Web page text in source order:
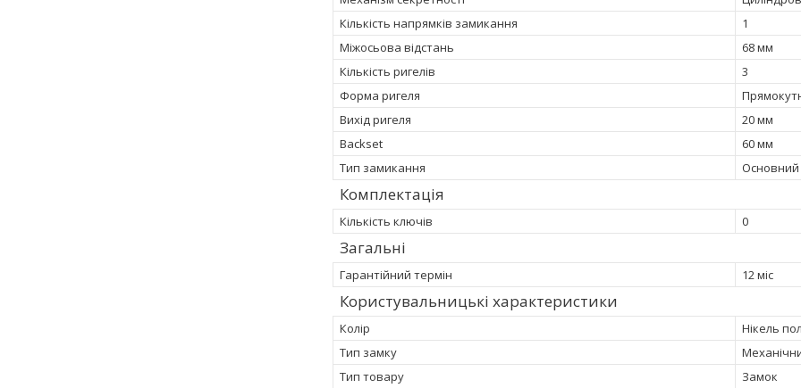
Кількість напрямків замикання
1
Міжосьова відстань
68 мм
Кількість ригелів
3
Форма ригеля
Вихід ригеля
20 мм
Backset
60 мм
Тип замикання
Основний
Комплектація
Кількість ключів 0
Загальні
Гарантійний термін 12 міс
Користувальницькі характеристики
Колір
Нікель
Тип замку
Тип товару
Замок